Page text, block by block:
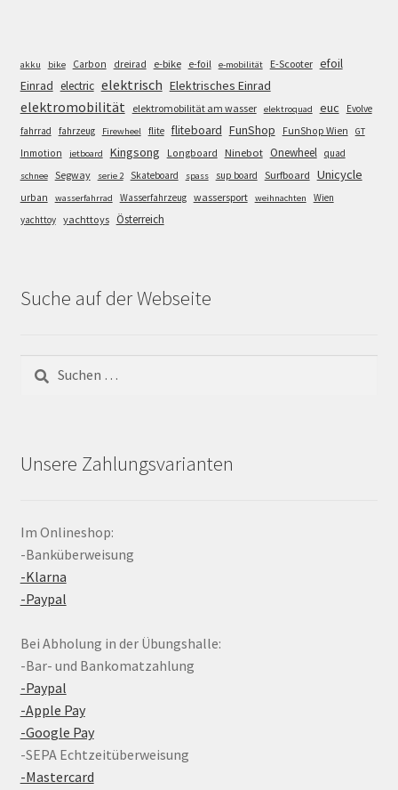
akku bike Carbon dreirad e-bike e-foil e-mobilität E-Scooter efoil
Einrad electric elektrisch Elektrisches Einrad
elektromobilität elektromobilität am wasser elektroquad euc
Evolve
fahrrad
fahrzeug Firewheel flite fliteboard FunShop FunShop Wien GT
Inmotion jetboard Kingsong Longboard Ninebot Onewheel quad
schnee Segway serie 2 Skateboard spass sup board Surfboard Unicycle
urban wasserfahrrad Wasserfahrzeug wassersport weihnachten
Wien
yachttoy yachttoys Österreich
Suche auf der Webseite
Suchen
nach:
Unsere Zahlungsvarianten
Im Onlineshop:
-Banküberweisung
-Klarna
-Paypal
Bei Abholung in der Übungshalle:
-Bar- und Bankomatzahlung
-Paypal
-Apple Pay
-Google Pay
-SEPA Echtzeitüberweisung
-Mastercard